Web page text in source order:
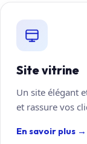
Site vitrine
Un site élégant
et rassure vos
En savoir plus →